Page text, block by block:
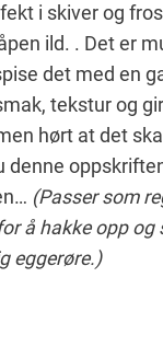
i skiver og
ild. . Det er
det med en
tekstur og
hørt at det
denne
(Passer som
å hakke opp
eggerøre.)